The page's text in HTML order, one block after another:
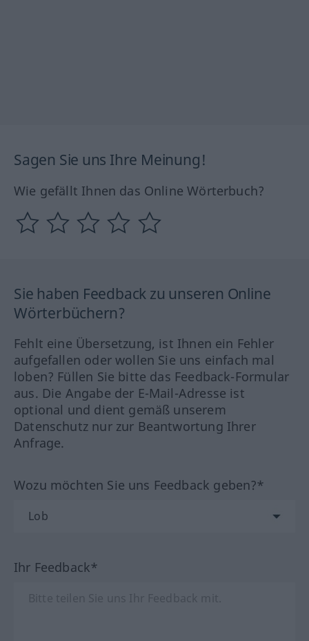
Sagen Sie uns Ihre Meinung!
Wie gefällt Ihnen das Online Wörterbuch?
Sie haben Feedback zu unseren Online
Wörterbüchern?
Fehlt eine Übersetzung, ist Ihnen ein Fehler
aufgefallen oder wollen Sie uns einfach mal
loben? Füllen Sie bitte das Feedback-Formular
aus. Die Angabe der E-Mail-Adresse ist
optional und dient gemäß unserem
Datenschutz nur zur Beantwortung Ihrer
Anfrage.
Wozu möchten Sie uns Feedback geben?*
Ihr Feedback*